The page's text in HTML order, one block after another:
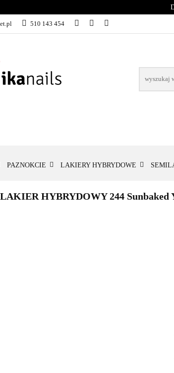
510 143 454KATEGORIE
PAZNOKCIE LAKIERY HYBRYDOWE
HYBRYDOWY 244 Sunbaked